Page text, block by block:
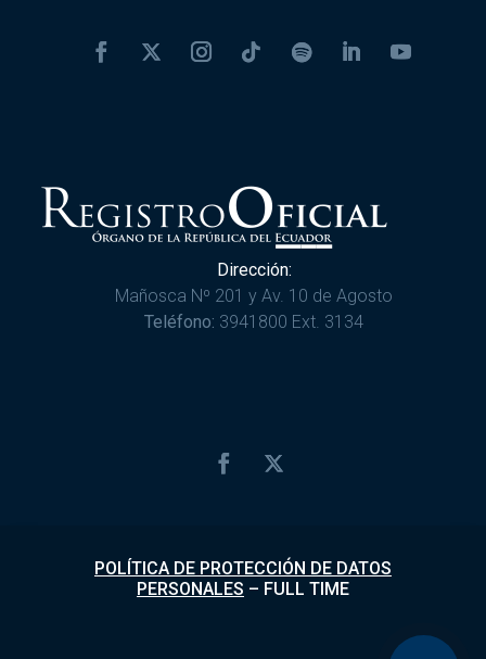
Dirección:
Mañosca Nº 201 y Av. 10 de Agosto
Teléfono: 3941800 Ext. 3134
POLÍTICA DE PROTECCIÓN DE DATOS
PERSONALES – FULL TIME